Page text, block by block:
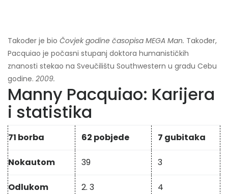
Također je bio Čovjek godine časopisa MEGA Man. Također,
Pacquiao je počasni stupanj doktora humanističkih
znanosti stekao na Sveučilištu Southwestern u gradu Cebu
godine. 2009.
Manny Pacquiao: Karijera
i statistika
71 borba 62 pobjede 7 gubitaka
Nokautom 39 3
Odlukom 2. 3 4